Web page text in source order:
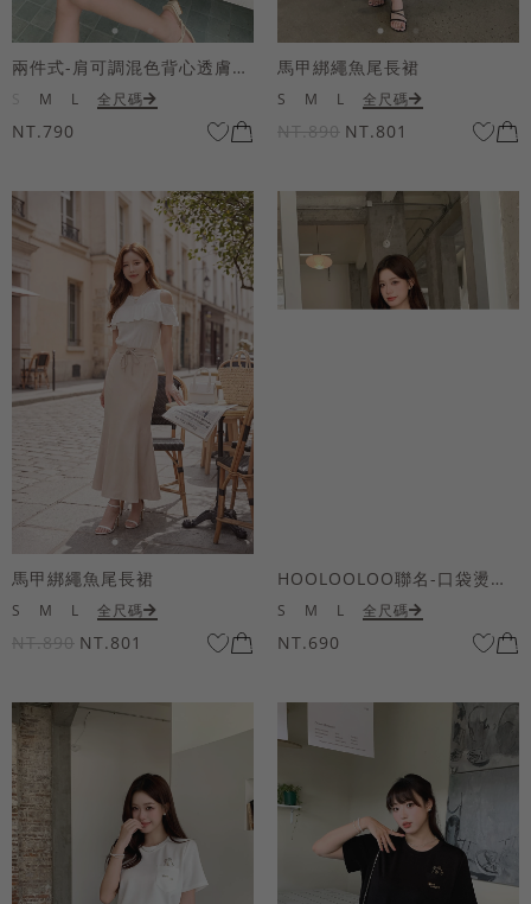
兩件式-肩可調混色背心透膚上衣套組
M L 全尺碼
NT.790
馬甲綁繩魚尾長裙
S M L 全尺碼
NT.890 NT.801
馬甲綁繩魚尾長裙
S M L 全尺碼
NT.890 NT.801
HOOLOOLOO聯名-口袋燙金KUKU熊短袖上衣
S M L 全尺碼
NT.690